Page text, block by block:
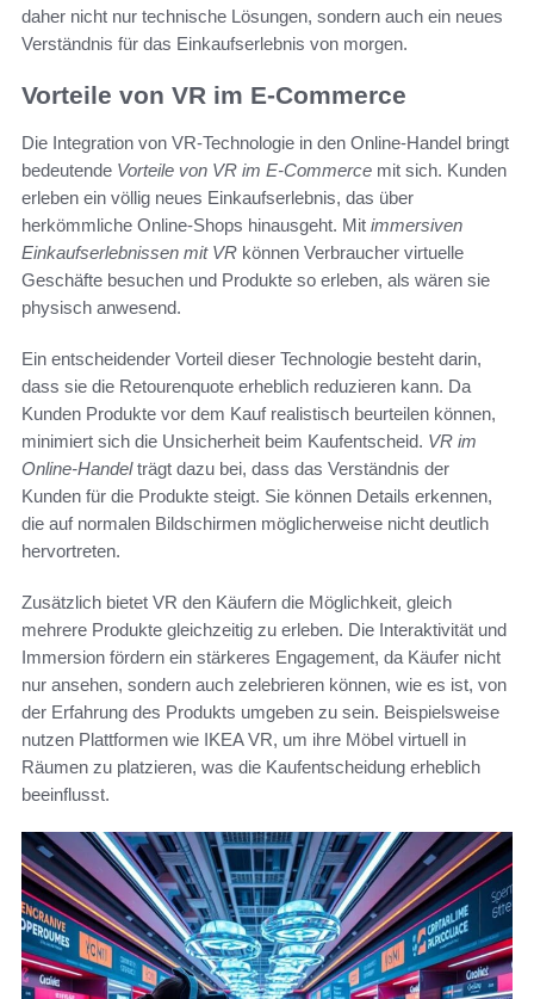
daher nicht nur technische Lösungen, sondern auch ein neues
Verständnis für das Einkaufserlebnis von morgen.
Vorteile von VR im E-Commerce
Die Integration von VR-Technologie in den Online-Handel bringt
bedeutende Vorteile von VR im E-Commerce mit sich. Kunden
erleben ein völlig neues Einkaufserlebnis, das über
herkömmliche Online-Shops hinausgeht. Mit immersiven
Einkaufserlebnissen mit VR können Verbraucher virtuelle
Geschäfte besuchen und Produkte so erleben, als wären sie
physisch anwesend.
Ein entscheidender Vorteil dieser Technologie besteht darin,
dass sie die Retourenquote erheblich reduzieren kann. Da
Kunden Produkte vor dem Kauf realistisch beurteilen können,
minimiert sich die Unsicherheit beim Kaufentscheid. VR im
Online-Handelträgt dazu bei, dass das Verständnis der
Kunden für die Produkte steigt. Sie können Details erkennen,
die auf normalen Bildschirmen möglicherweise nicht deutlich
hervortreten.
Zusätzlich bietet VR den Käufern die Möglichkeit, gleich
mehrere Produkte gleichzeitig zu erleben. Die Interaktivität und
Immersion fördern ein stärkeres Engagement, da Käufer nicht
nur ansehen, sondern auch zelebrieren können, wie es ist, von
der Erfahrung des Produkts umgeben zu sein. Beispielsweise
nutzen Plattformen wie IKEA VR, um ihre Möbel virtuell in
Räumen zu platzieren, was die Kaufentscheidung erheblich
beeinflusst.